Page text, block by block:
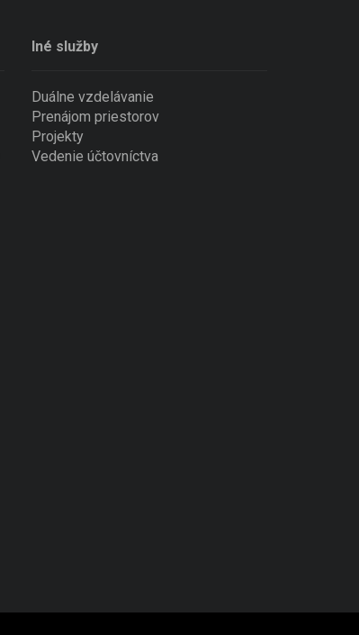
Iné služby
Duálne vzdelávanie
Prenájom priestorov
Projekty
Vedenie účtovníctva